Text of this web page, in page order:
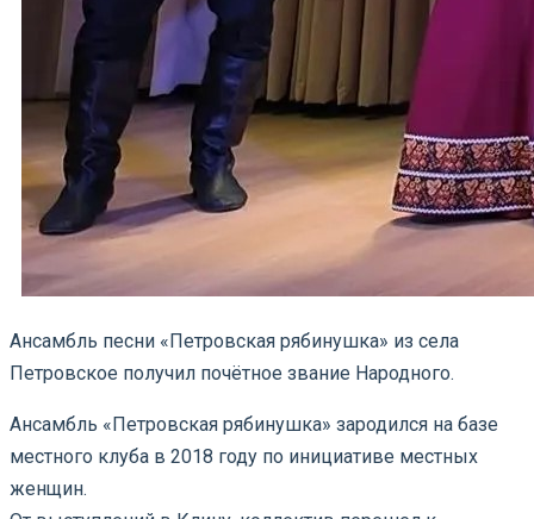
Ансамбль песни «Петровская рябинушка» из села
Петровское получил почётное звание Народного.
Ансамбль «Петровская рябинушка» зародился на базе
местного клуба в 2018 году по инициативе местных
женщин.